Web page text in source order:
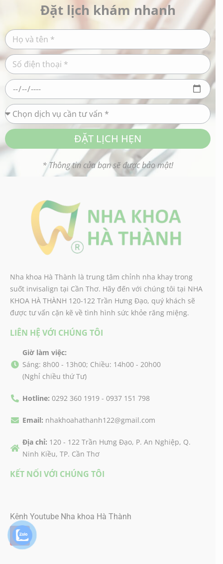
Đặt lịch khám nhanh
ĐẶT LỊCH HẸN
* Thông tin của bạn sẽ được bảo mật!
Nha khoa Hà Thành là trung tâm chỉnh nha khay trong
suốt invisalign tại Cần Thơ. Hãy đến với chúng tôi tại NHA
KHOA HÀ THÀNH 120-122 Trần Hưng Đạo, quý khách sẽ
được tư vấn cặn kẽ về tình hình sức khỏe răng miệng.
LIÊN HỆ VỚI CHÚNG TÔI
Giờ làm việc:
Sáng: 8h00 - 13h00; Chiều: 14h00 - 20h00
(Nghỉ chiều thứ Tư)
Hotline: 0292 360 1919 - 0937 151 798
Email: nhakhoahathanh122@gmail.com
Địa chỉ: 120 - 122 Trần Hưng Đạo, P. An Nghiệp, Q.
Ninh Kiều, TP. Cần Thơ
KẾT NỐI VỚI CHÚNG TÔI
Kênh Youtube Nha khoa Hà Thành